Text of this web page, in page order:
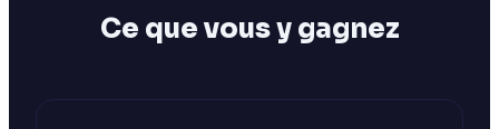
Ce que vous y gagnez